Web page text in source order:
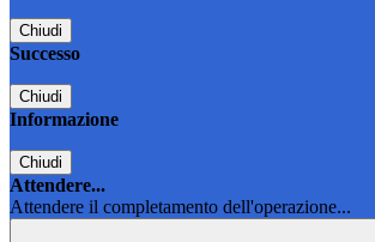
Chiudi
Successo
Chiudi
Informazione
Chiudi
Attendere...
Attendere il completamento dell'operazione...